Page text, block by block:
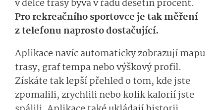
v délce trasy bývá v řádu desetin procent.
Pro rekreačního sportovce je tak měření
z telefonu naprosto dostačující.
Aplikace navíc automaticky zobrazují mapu
trasy, graf tempa nebo výškový profil.
Získáte tak lepší přehled o tom, kde jste
zpomalili, zrychlili nebo kolik kalorií jste